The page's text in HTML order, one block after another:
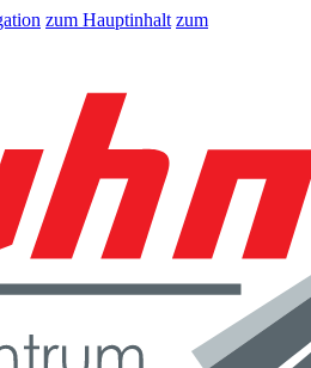
zum Hauptinhalt zum